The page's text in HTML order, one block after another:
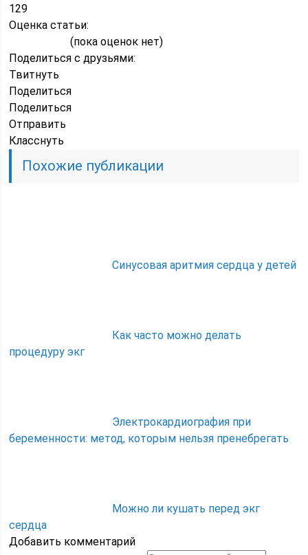
129
Оценка статьи:
(пока оценок нет)
Поделиться с друзьями:
Твитнуть
Поделиться
Поделиться
Отправить
Класснуть
Похожие публикации
Синусовая аритмия сердца у детей
Как часто можно делать
процедуру экг
Электрокардиография при
беременности: метод, которым нельзя пренебрегать
Можно ли кушать перед экг
сердца
Добавить комментарий